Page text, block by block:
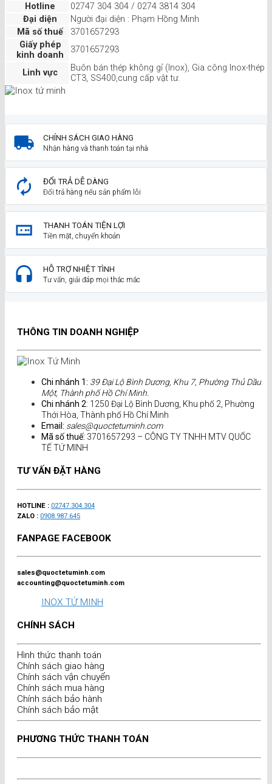
Hotline
02747 304 304 / 0274 3814 304
Đại diện
Người đại diện : Phạm Hồng Minh
Mã số thuế
3701657293
Giấy phép
kinh doanh
3701657293
Linh vực
Buôn bán thép không gỉ (Inox), Gia công Inox-thép
CT3, SS400,cung cấp vật tư.
CHÍNH SÁCH GIAO HÀNG
Nhận hàng và thanh toán tại nhà
ĐỔI TRẢ DỄ DÀNG
Đổi trả hàng nếu sản phẩm lỗi
THANH TOÁN TIỆN LỢI
Tiền mặt, chuyển khoản
HỖ TRỢ NHIỆT TÌNH
Tư vấn, giải đáp mọi thắc mắc
THÔNG TIN DOANH NGHIỆP
Chi nhánh 1: 39 Đại Lộ Bình Dương, Khu 7, Phường Thủ Dầu
Một, Thành phố Hồ Chí Minh.
Chi nhánh 2: 1250 Đại Lộ Bình Dương, Khu phố 2, Phường
Thới Hòa, Thành phố Hồ Chí Minh
Email: sales@quoctetuminh.com
Mã số thuế: 3701657293 – CÔNG TY TNHH MTV QUỐC
TẾ TỨ MINH
TƯ VẤN ĐẶT HÀNG
HOTLINE : 02747.304.304
ZALO : 0908.987.645
FANPAGE FACEBOOK
sales@quoctetuminh.com
accounting@quoctetuminh.com
INOX TỨ MINH
CHÍNH SÁCH
Hình thức thanh toán
Chính sách giao hàng
Chính sách vận chuyển
Chính sách mua hàng
Chính sách bảo hành
Chính sách bảo mật
PHƯƠNG THỨC THANH TOÁN